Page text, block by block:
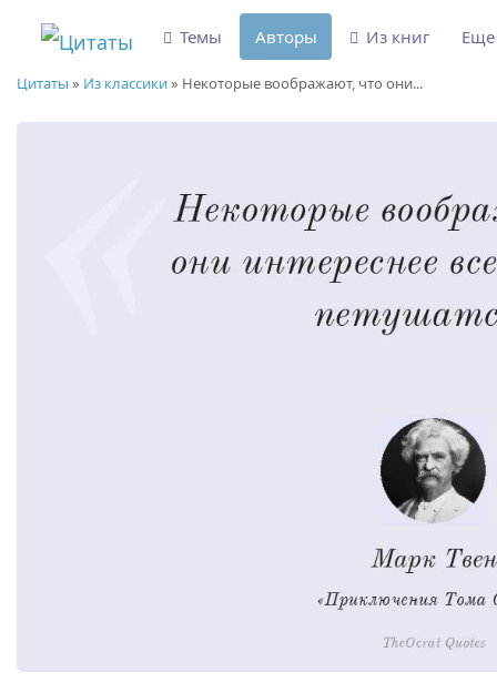
Цитаты » Из классики» Некоторые воображают, что они...
Темы Авторы Из книг